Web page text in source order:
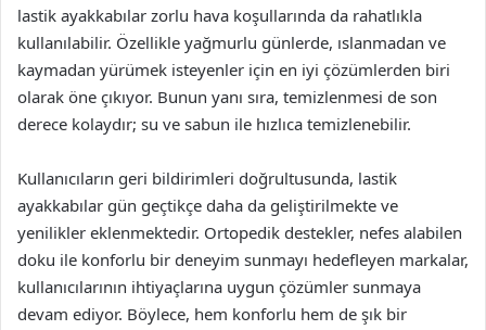
lastik ayakkabılar zorlu hava koşullarında da rahatlıkla
kullanılabilir. Özellikle yağmurlu günlerde, ıslanmadan ve
kaymadan yürümek isteyenler için en iyi çözümlerden biri
olarak öne çıkıyor. Bunun yanı sıra, temizlenmesi de son
derece kolaydır; su ve sabun ile hızlıca temizlenebilir.
Kullanıcıların geri bildirimleri doğrultusunda, lastik
ayakkabılar gün geçtikçe daha da geliştirilmekte ve
yenilikler eklenmektedir. Ortopedik destekler, nefes alabilen
doku ile konforlu bir deneyim sunmayı hedefleyen markalar,
kullanıcılarının ihtiyaçlarına uygun çözümler sunmaya
devam ediyor. Böylece, hem konforlu hem de şık bir